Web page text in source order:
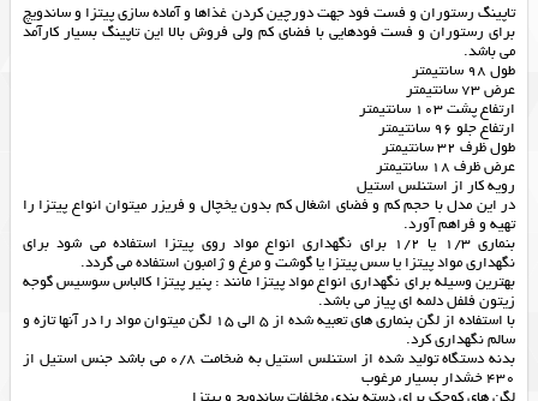
تاپینگ رستوران و فست فود جهت دورچین کردن غذاها و آماده سازی پیتزا و ساندویچ
برای رستوران و فست فودهایی با فضای کم ولی فروش بالا این تاپینگ بسیار کارآمد
می باشد.
طول 98 سانتیمتر
عرض 73 سانتیمتر
ارتفاع پشت 103 سانتیمتر
ارتفاع جلو 96 سانتیمتر
طول ظرف 32 سانتیمتر
عرض ظرف 18 سانتیمتر
رویه کار از استنلس استیل
در این مدل با حجم کم و فضای اشغال کم بدون یخچال و فریزر میتوان انواع پیتزا را
تهیه و فراهم آورد.
بنماری 1/3 یا 1/2 برای نگهداری انواع مواد روی پیتزا استفاده می شود برای
نگهداری مواد پیتزا یا سس پیتزا یا گوشت و مرغ و ژامبون استفاده می گردد.
بهترین وسیله برای نگهداری انواع مواد پیتزا مانند : پنیر پیتزا کالباس سوسیس گوجه
زیتون فلفل دلمه ای پیاز می باشد.
با استفاده از لگن بنماری های تعبیه شده از 5 الی 15 لگن میتوان مواد را در آنها تازه و
سالم نگهداری کرد.
بدنه دستگاه تولید شده از استنلس استیل به ضخامت 0/8 می باشد جنس استیل از
430 خشدار بسیار مرغوب